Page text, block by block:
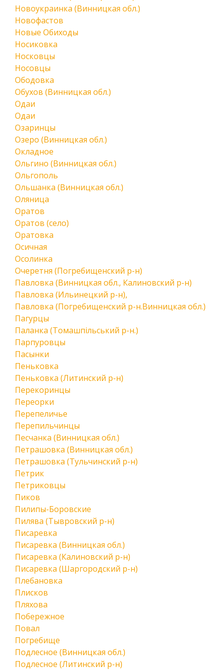
Новоукраинка (Винницкая обл.)
Новофастов
Новые Обиходы
Носиковка
Носковцы
Носовцы
Ободовка
Обухов (Винницкая обл.)
Одаи
Одаи
Озаринцы
Озеро (Винницкая обл.)
Окладное
Ольгино (Винницкая обл.)
Ольгополь
Ольшанка (Винницкая обл.)
Оляница
Оратов
Оратов (село)
Оратовка
Осичная
Осолинка
Очеретня (Погребищенский р-н)
Павловка (Винницкая обл., Калиновский р-н)
Павловка (Ильинецкий р-н),
Павловка (Погребищенский р-н.Винницкая обл.)
Пагурцы
Паланка (Томашпільський р-н.)
Парпуровцы
Пасынки
Пеньковка
Пеньковка (Литинский р-н)
Перекоринцы
Переорки
Перепеличье
Перепильчинцы
Песчанка (Винницкая обл.)
Петрашовка (Винницкая обл.)
Петрашовка (Тульчинский р-н)
Петрик
Петриковцы
Пиков
Пилипы-Боровские
Пилява (Тывровский р-н)
Писаревка
Писаревка (Винницкая обл.)
Писаревка (Калиновский р-н)
Писаревка (Шаргородский р-н)
Плебановка
Плисков
Пляхова
Побережное
Повал
Погребище
Подлесное (Винницкая обл.)
Подлесное (Литинский р-н)